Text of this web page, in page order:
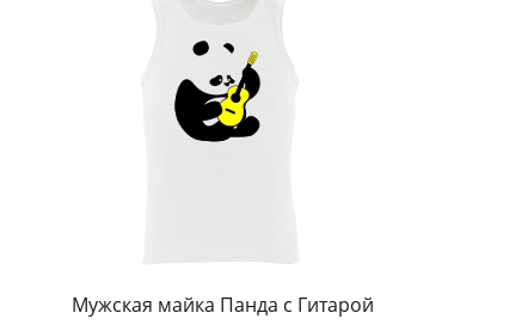
Мужская майка Панда с Гитарой